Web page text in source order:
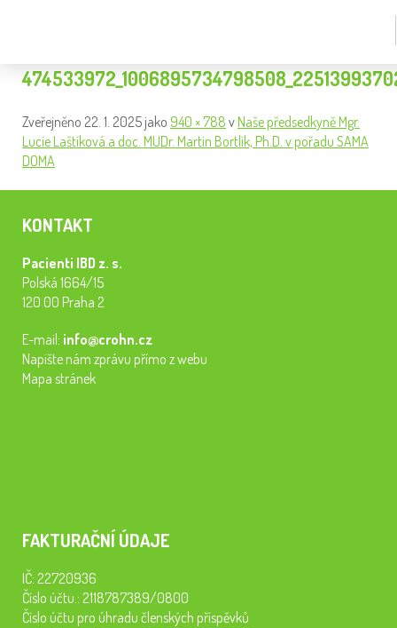
Zveřejněno 22. 1. 2025 jako 940 × 788 v Naše předsedkyně Mgr.
Lucie Laštíková a doc. MUDr. Martin Bortlík, Ph.D. v pořadu SAMA
DOMA
KONTAKT
Pacienti IBD z. s.
Polská 1664/15
120 00 Praha 2
E-mail: info@crohn.cz
Napište nám zprávu přímo z webu
Mapa stránek
FAKTURAČNÍ ÚDAJE
IČ: 22720936
Číslo účtu.: 2118787389/0800
Číslo účtu pro úhradu členských příspěvků